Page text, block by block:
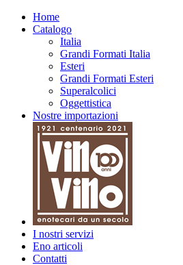
Home
Catalogo
Italia
Grandi Formati Italia
Esteri
Grandi Formati Esteri
Superalcolici
Oggettistica
Nostre importazioni
I nostri servizi
Eno articoli
Contatti